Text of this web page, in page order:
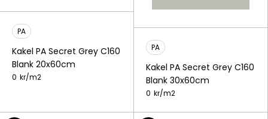
PA
Kakel PA Secret Grey C160
Blank 20x60cm
0 kr/m2
PA
Kakel PA Secret Grey C160
Blank 30x60cm
0 kr/m2